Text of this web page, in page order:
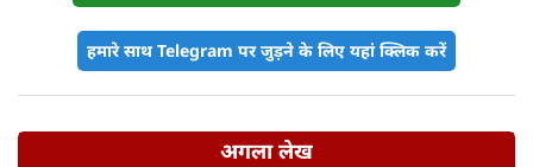
हमारे साथ Telegram पर जुड़ने के लिए यहां क्लिक करें
अगला लेख